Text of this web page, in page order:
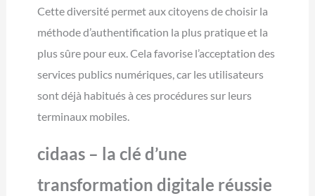
Cette diversité permet aux citoyens de choisir la
méthode d’authentification la plus pratique et la
plus sûre pour eux. Cela favorise l’acceptation des
services publics numériques, car les utilisateurs
sont déjà habitués à ces procédures sur leurs
terminaux mobiles.
cidaas – la clé d’une
transformation digitale réussie